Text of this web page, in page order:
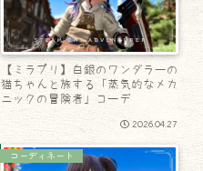
【ミラプリ】白銀のワンダラーの
猫ちゃんと旅する「蒸気的なメカ
ニックの冒険者」コーデ
2026.04.27
コーディネート